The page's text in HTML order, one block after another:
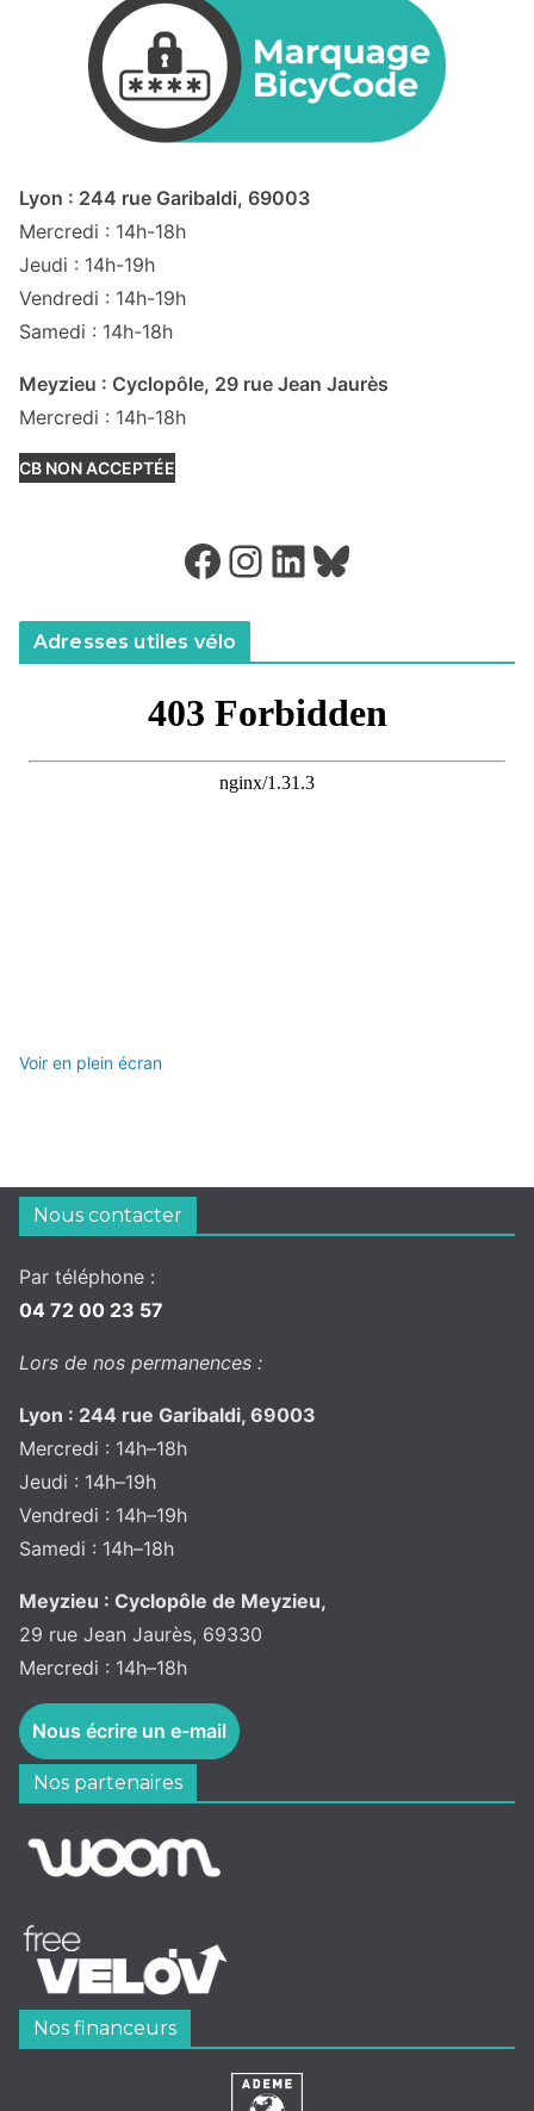
Lyon : 244 rue Garibaldi, 69003
Mercredi : 14h-18h
Jeudi : 14h-19h
Vendredi : 14h-19h
Samedi : 14h-18h
Meyzieu : Cyclopôle, 29 rue Jean Jaurès
Mercredi : 14h-18h
CB NON ACCEPTÉE
Facebook Instagram LinkedIn Bluesky
Adresses utiles vélo
Voir en plein écran
Nous contacter
Par téléphone :
04 72 00 23 57
Lors de nos permanences :
Lyon : 244 rue Garibaldi, 69003
Mercredi : 14h–18h
Jeudi : 14h–19h
Vendredi : 14h–19h
Samedi : 14h–18h
Meyzieu : Cyclopôle de Meyzieu,
29 rue Jean Jaurès, 69330
Mercredi : 14h–18h
Nous écrire un e-mail
Nos partenaires
Nos financeurs